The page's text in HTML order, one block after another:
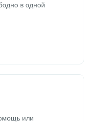
в одной
или